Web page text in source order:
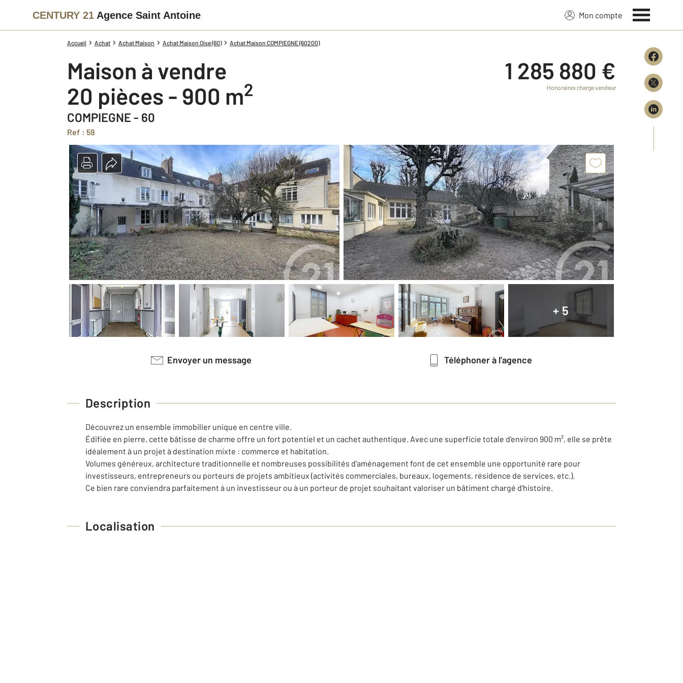
CENTURY 21 Agence Saint Antoine Mon compte
Accueil Achat Achat Maison Achat Maison Oise (60) Achat Maison COMPIEGNE (60200)
Maison à vendre
20 pièces - 900 m2
COMPIEGNE - 60
Ref : 59
1 285 880 €
Honoraires charge vendeur
+ 5
Envoyer un message Téléphoner à l'agence
Description
Découvrez un ensemble immobilier unique en centre ville.
Édifiée en pierre, cette bâtisse de charme offre un fort potentiel et un cachet authentique. Avec une superficie totale d'environ 900 m², elle se prête
idéalement à un projet à destination mixte : commerce et habitation.
Volumes généreux, architecture traditionnelle et nombreuses possibilités d'aménagement font de cet ensemble une opportunité rare pour
investisseurs, entrepreneurs ou porteurs de projets ambitieux (activités commerciales, bureaux, logements, résidence de services, etc.).
Ce bien rare conviendra parfaitement à un investisseur ou à un porteur de projet souhaitant valoriser un bâtiment chargé d'histoire.
Localisation